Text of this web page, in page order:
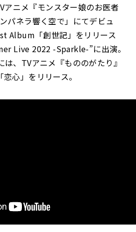
アニメ『モンスター娘のお医者
パネラ響く空で」にてデビュ
Album「創世記」をリリース
Live 2022 -Sparkle-”に出演。
、TVアニメ『もののがたり』
心」をリリース。